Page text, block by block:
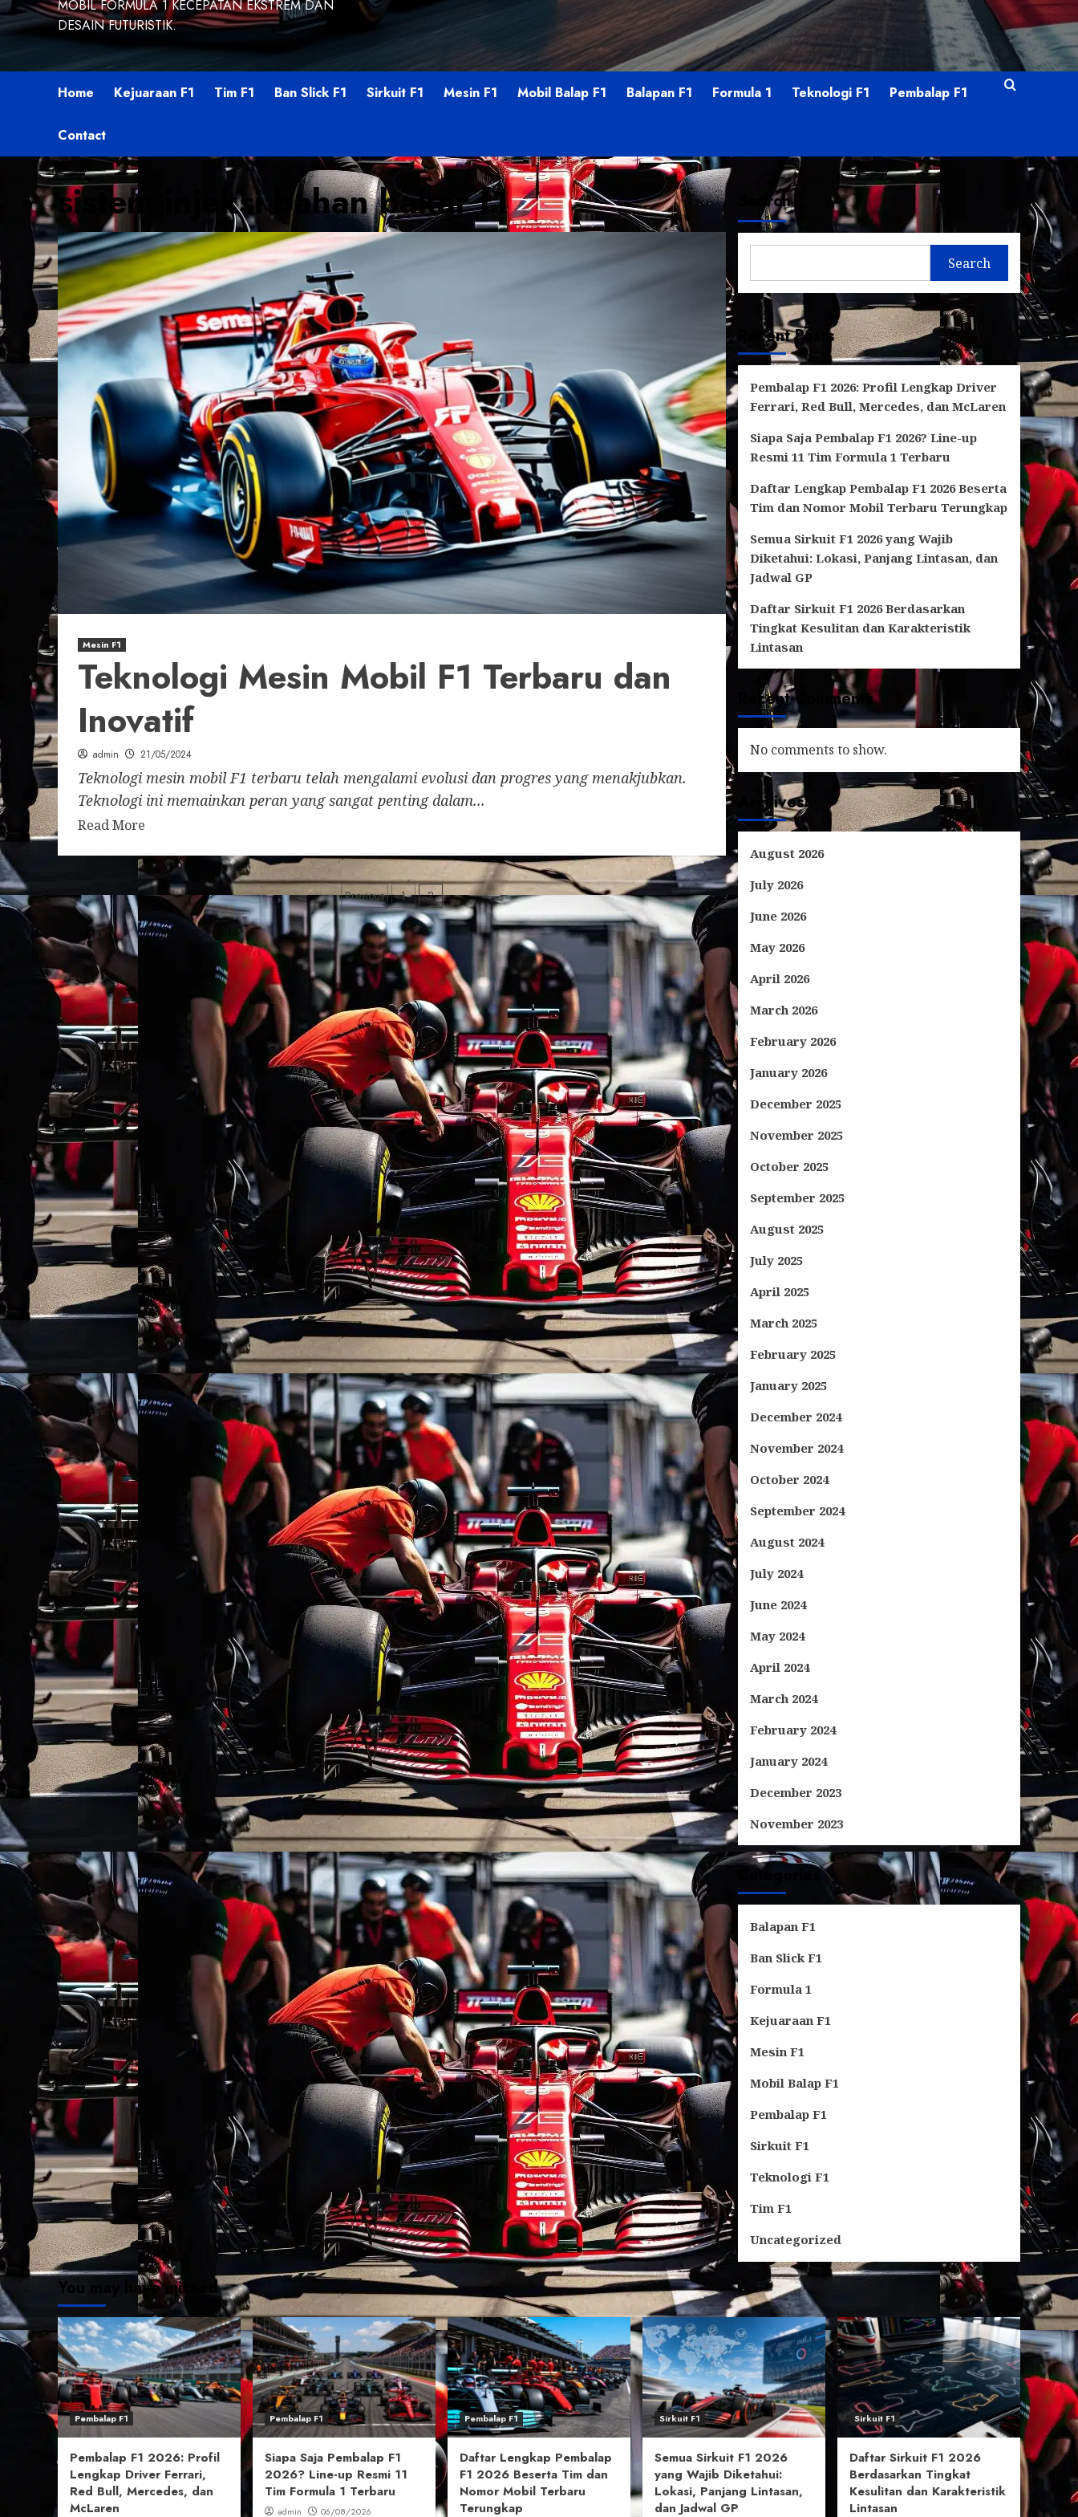
MOBIL FORMULA 1 KECEPATAN EKSTREM DAN
DESAIN FUTURISTIK.
Home Kejuaraan F1 Tim F1 Ban Slick F1 Sirkuit F1 Mesin F1 Mobil Balap F1 Balapan F1 Formula 1 Teknologi F1 Pembalap F1
Contact
sistem injeksi bahan bakar f1
Mesin F1
Teknologi Mesin Mobil F1 Terbaru dan
Inovatif
admin 21/05/2024
Teknologi mesin mobil F1 terbaru telah mengalami evolusi dan progres yang menakjubkan.
Teknologi ini memainkan peran yang sangat penting dalam...
Read More
Posts
pagination
Previous 1 2
Search
Search
Recent Posts
Pembalap F1 2026: Profil Lengkap Driver
Ferrari, Red Bull, Mercedes, dan McLaren
Siapa Saja Pembalap F1 2026? Line-up
Resmi 11 Tim Formula 1 Terbaru
Daftar Lengkap Pembalap F1 2026 Beserta
Tim dan Nomor Mobil Terbaru Terungkap
Semua Sirkuit F1 2026 yang Wajib
Diketahui: Lokasi, Panjang Lintasan, dan
Jadwal GP
Daftar Sirkuit F1 2026 Berdasarkan
Tingkat Kesulitan dan Karakteristik
Lintasan
Recent Comments
No comments to show.
Archives
August 2026
July 2026
June 2026
May 2026
April 2026
March 2026
February 2026
January 2026
December 2025
November 2025
October 2025
September 2025
August 2025
July 2025
April 2025
March 2025
February 2025
January 2025
December 2024
November 2024
October 2024
September 2024
August 2024
July 2024
June 2024
May 2024
April 2024
March 2024
February 2024
January 2024
December 2023
November 2023
Categories
Balapan F1
Ban Slick F1
Formula 1
Kejuaraan F1
Mesin F1
Mobil Balap F1
Pembalap F1
Sirkuit F1
Teknologi F1
Tim F1
Uncategorized
You may have missed
Pembalap F1
Pembalap F1 2026: Profil
Lengkap Driver Ferrari,
Red Bull, Mercedes, dan
McLaren
Pembalap F1
Siapa Saja Pembalap F1
2026? Line-up Resmi 11
Tim Formula 1 Terbaru
admin 06/08/2026
Pembalap F1
Daftar Lengkap Pembalap
F1 2026 Beserta Tim dan
Nomor Mobil Terbaru
Terungkap
Sirkuit F1
Semua Sirkuit F1 2026
yang Wajib Diketahui:
Lokasi, Panjang Lintasan,
dan Jadwal GP
Sirkuit F1
Daftar Sirkuit F1 2026
Berdasarkan Tingkat
Kesulitan dan Karakteristik
Lintasan